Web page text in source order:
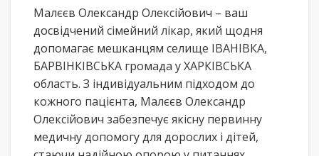
Малєєв Олександр Олексійович – ваш
досвідчений сімейний лікар, який щодня
допомагає мешканцям селище ІВАНІВКА,
БАРВІНКІВСЬКА громада у ХАРКІВСЬКА
область. З індивідуальним підходом до
кожного пацієнта, Малєєв Олександр
Олексійович забезпечує якісну первинну
медичну допомогу для дорослих і дітей,